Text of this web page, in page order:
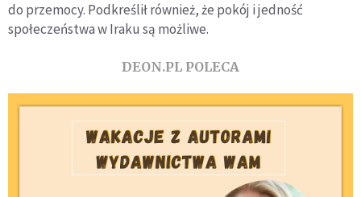
do przemocy. Podkreślił również, że pokój i jedność
społeczeństwa w Iraku są możliwe.
DEON.PL POLECA